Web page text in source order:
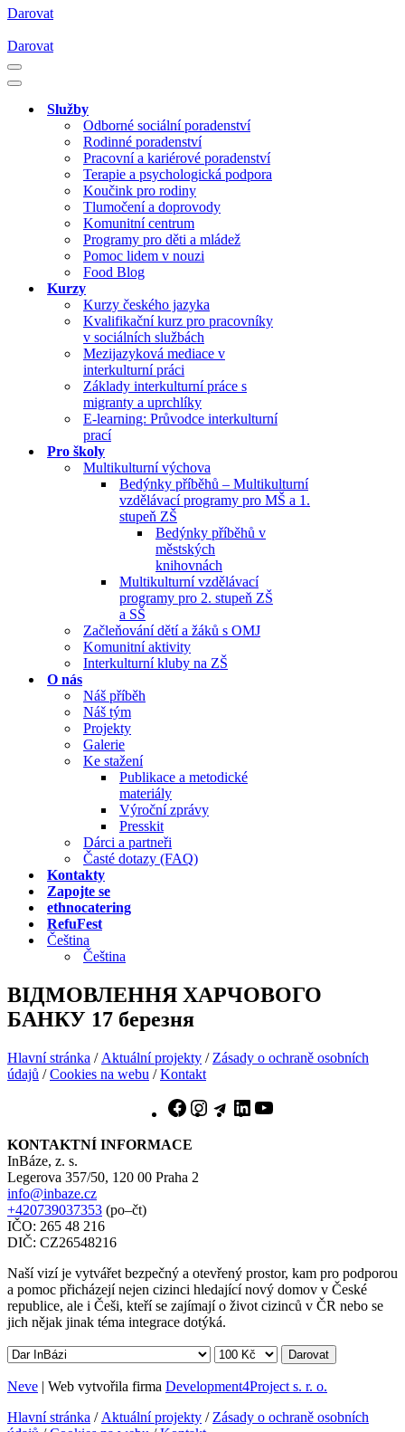
Darovat
Darovat
Navigační
menu
Navigační
Služby
Odborné sociální poradenství
Rodinné poradenství
Pracovní a kariérové poradenství
Terapie a psychologická podpora
Koučink pro rodiny
Tlumočení a doprovody
Komunitní centrum
Programy pro děti a mládež
Pomoc lidem v nouzi
Food Blog
Kurzy
Kurzy českého jazyka
Kvalifikační kurz pro pracovníky
v sociálních službách
Mezijazyková mediace v
interkulturní práci
Základy interkulturní práce s
migranty a uprchlíky
E-learning: Průvodce interkulturní
prací
Pro školy
Multikulturní výchova
Bedýnky příběhů – Multikulturní
vzdělávací programy pro MŠ a 1.
stupeň ZŠ
Bedýnky příběhů v
městských
knihovnách
Multikulturní vzdělávací
programy pro 2. stupeň ZŠ
a SŠ
Začleňování dětí a žáků s OMJ
Komunitní aktivity
Interkulturní kluby na ZŠ
O nás
Náš příběh
Náš tým
Projekty
Galerie
Ke stažení
Publikace a metodické
materiály
Výroční zprávy
Presskit
Dárci a partneři
Časté dotazy (FAQ)
Kontakty
Zapojte se
ethnocatering
RefuFest
Čeština
Čeština
ВІДМОВЛЕННЯ ХАРЧОВОГО
БАНКУ 17 березня
Hlavní stránka / Aktuální projekty / Zásady o ochraně osobních
údajů /Cookies na webu /Kontakt
Facebook
Instagram
TelegramLinkedIn
KONTAKTNÍ INFORMACE
InBáze, z. s.
Legerova 357/50, 120 00 Praha 2
info@inbaze.cz
+420739037353 (po–čt)
IČO: 265 48 216
DIČ: CZ26548216
Naší vizí je vytvářet bezpečný a otevřený prostor, kam pro podporou
a pomoc přicházejí nejen cizinci hledající nový domov v České
republice, ale i Češi, kteří se zajímají o život cizinců v ČR nebo se
jich nějak jinak téma integrace dotýká.
Darovat
Neve | Web vytvořila firma Development4Project s. r. o.
Hlavní stránka / Aktuální projekty / Zásady o ochraně osobních